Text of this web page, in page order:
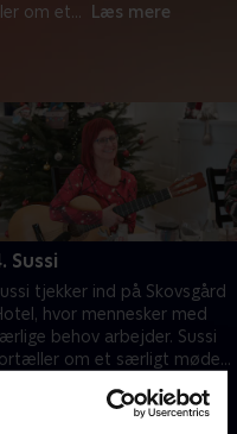
om et... Læs mere
Sussi
tjekker ind på Skovsgård
hvor mennesker med
behov arbejder. Sussi
om et særligt møde
12. december 2024 • 24 min